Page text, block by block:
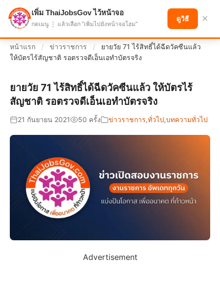
แบ่งปันโอกาส เพื่ออนาคตที่ก้าวหน้า
หน้าแรก / ข่าวราชการ /
ยายวัย 71 ไร้สิทธิ์ได้ฉีดวัคซีนแล้ว
ให้บัตรไร้สัญชาติ รอตรวจดีเอ็นเอทำบัตรจริง
ยายวัย 71 ไร้สิทธิ์ได้ฉีดวัคซีนแล้ว ให้บัตรไร้
สัญชาติ รอตรวจดีเอ็นเอทำบัตรจริง
21 กันยายน 2021 50 ครั้ง ข่าวราชการ,ทั่วไป,บทความทั่วไป
Advertisement
เพิ่ม ThaiJobsGov ไว้หน้าจอ
กดเมนู ⋮ แล้วเลือก "เพิ่มไปยังหน้าจอโฮม"
ดูวิธี ×